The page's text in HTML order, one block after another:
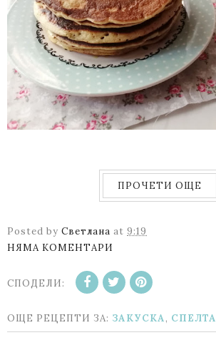
ПРОЧЕТИ ОЩЕ
Posted by Светлана at 9:19
НЯМА КОМЕНТАРИ
СПОДЕЛИ:
ОЩЕ РЕЦЕПТИ ЗА: ЗАКУСКА, СПЕЛТА